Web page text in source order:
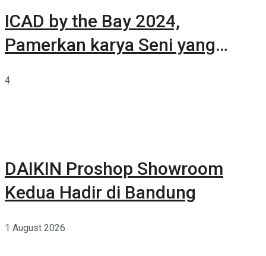
ICAD by the Bay 2024,
Pamerkan karya Seni yang
4
DAIKIN Proshop Showroom
Kedua Hadir di Bandung
1 August 2026